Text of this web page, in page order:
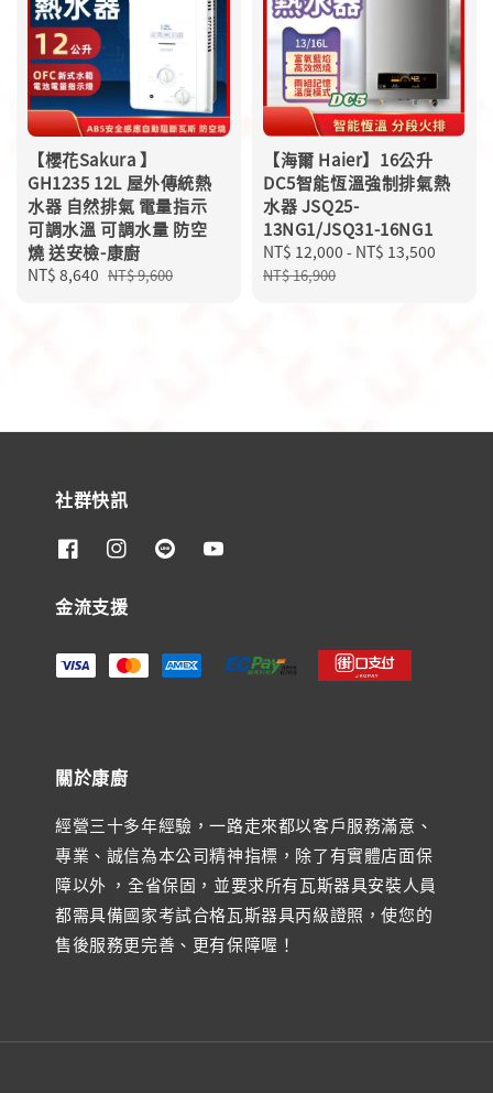
【櫻花Sakura 】
GH1235 12L 屋外傳統熱
水器 自然排氣 電量指示
可調水溫 可調水量 防空
燒 送安檢-康廚
Sale
NT$ 8,640 Regular
NT$ 9,600
【海爾 Haier】16公升
DC5智能恆溫強制排氣熱
水器 JSQ25-
13NG1/JSQ31-16NG1
Sale
price
NT$ 12,000 - NT$ 13,500
NT$ 16,900
社群快訊
金流支援
關於康廚
經營三十多年經驗，一路走來都以客戶服務滿意、
專業、誠信為本公司精神指標，除了有實體店面保
障以外 ，全省保固，並要求所有瓦斯器具安裝人員
都需具備國家考試合格瓦斯器具丙級證照，使您的
售後服務更完善、更有保障喔！